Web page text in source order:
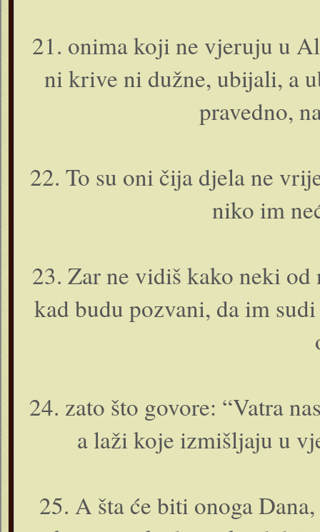
21. o­nima koji ne vjeruju u
ni krive ni dužne, ubijali, a
pravedno,
22. To su o­ni čija djela ne
niko im
23. Zar ne vidiš kako neki
kad budu pozvani, da im
24. zato što govore: “Vatra
a laži koje izmišljaju u
25. A šta će biti o­noga